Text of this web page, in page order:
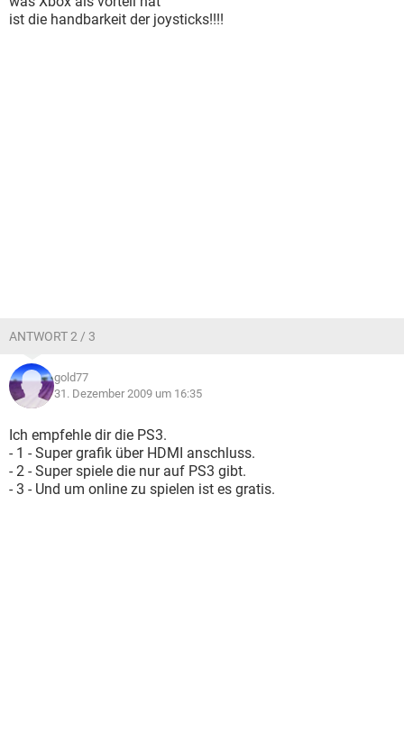
ist die handbarkeit der joysticks!!!!
ANTWORT 2 / 3
gold77
31. Dezember 2009 um 16:35
Ich empfehle dir die PS3.
- 1 - Super grafik über HDMI anschluss.
- 2 - Super spiele die nur auf PS3 gibt.
- 3 - Und um online zu spielen ist es gratis.